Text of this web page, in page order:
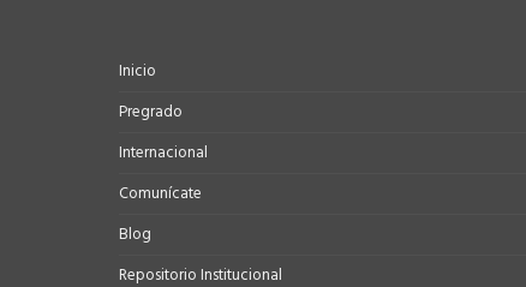
Inicio
Pregrado
Internacional
Comunícate
Blog
Repositorio Institucional